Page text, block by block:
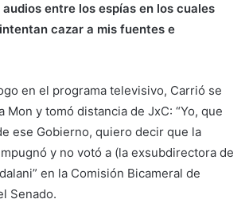
audios entre los espías en los cuales
cazar a mis fuentes e
en el programa televisivo, Carrió se
Mon y tomó distancia de JxC: “Yo, que
ese Gobierno, quiero decir que la
y no votó a (la exsubdirectora de
en la Comisión Bicameral de
Senado.